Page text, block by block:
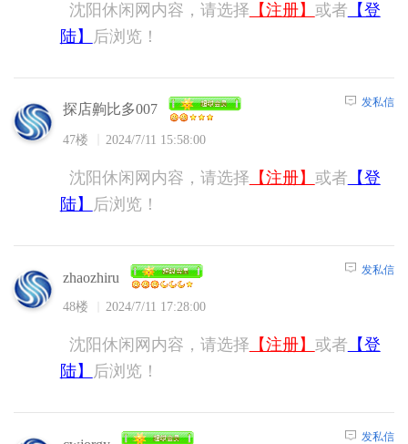
沈阳休闲网内容，请选择 【注册】 或者 【登
陆】
后浏览！
探店齁比多007
47楼 2024/7/11 15:58:00
发私信
沈阳休闲网内容，请选择 【注册】 或者 【登
陆】
后浏览！
zhaozhiru
48楼 2024/7/11 17:28:00
发私信
沈阳休闲网内容，请选择 【注册】 或者 【登
陆】
后浏览！
发私信